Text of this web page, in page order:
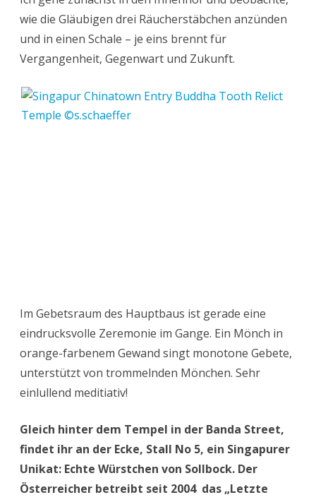
wie die Gläubigen drei Räucherstäbchen anzünden
und in einen Schale – je eins brennt für
Vergangenheit, Gegenwart und Zukunft.
Im Gebetsraum des Hauptbaus ist gerade eine
eindrucksvolle Zeremonie im Gange. Ein Mönch in
orange-farbenem Gewand singt monotone Gebete,
unterstützt von trommelnden Mönchen. Sehr
einlullend meditiativ!
Gleich hinter dem Tempel in der Banda Street,
findet ihr an der Ecke, Stall No 5, ein Singapurer
Unikat: Echte Würstchen von Sollbock. Der
Österreicher betreibt seit 2004 das „Letzte